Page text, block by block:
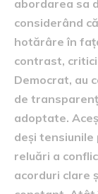
abordarea sa
considerând
hotărâre în
contrast,
Democrat, au
de
adoptate.
deși tensiunile
reluări a
acorduri clare